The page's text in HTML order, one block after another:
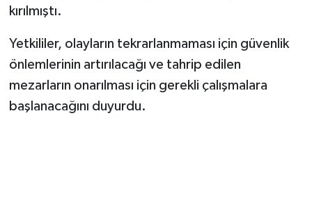
kırılmıştı.
Yetkililer, olayların tekrarlanmaması için güvenlik
önlemlerinin artırılacağı ve tahrip edilen
mezarların onarılması için gerekli çalışmalara
başlanacağını duyurdu.